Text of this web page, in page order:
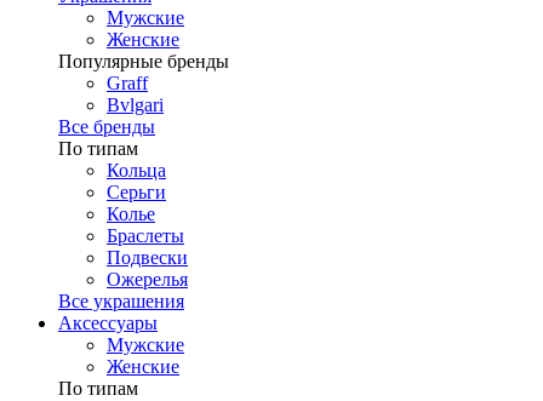
Мужские
Женские
Популярные бренды
Graff
Bvlgari
Все бренды
По типам
Кольца
Серьги
Колье
Браслеты
Подвески
Ожерелья
Все украшения
Аксессуары
Мужские
Женские
По типам